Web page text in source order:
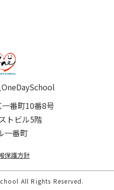
番町10番8号
トビル5階
一番町
保護方針
All Rights Reserved.